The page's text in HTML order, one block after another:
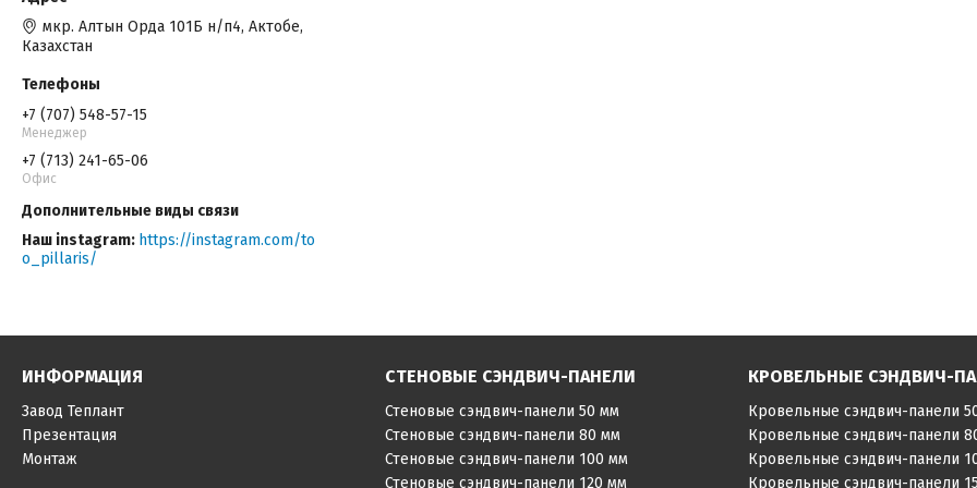
мкр. Алтын Орда 101Б н/п4, Актобе,
Казахстан
+7 (707) 548-57-15
Менеджер
+7 (713) 241-65-06
Офис
Наш instagram https://instagram.com/to
o_pillaris/
ИНФОРМАЦИЯ
Завод Теплант
Презентация
Монтаж
СТЕНОВЫЕ СЭНДВИЧ-ПАНЕЛИ
Стеновые сэндвич-панели 50 мм
Стеновые сэндвич-панели 80 мм
Стеновые сэндвич-панели 100 мм
Стеновые сэндвич-панели 120 мм
КРОВЕЛЬНЫЕ СЭНДВИЧ-
Кровельные сэндвич-панели
Кровельные сэндвич-панели
Кровельные сэндвич-панели
Кровельные сэндвич-панели